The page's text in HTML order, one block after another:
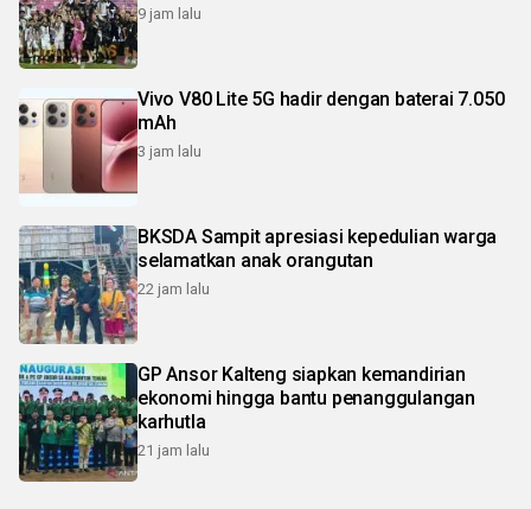
9 jam lalu
Vivo V80 Lite 5G hadir dengan baterai 7.050
mAh
3 jam lalu
BKSDA Sampit apresiasi kepedulian warga
selamatkan anak orangutan
22 jam lalu
GP Ansor Kalteng siapkan kemandirian
ekonomi hingga bantu penanggulangan
karhutla
21 jam lalu